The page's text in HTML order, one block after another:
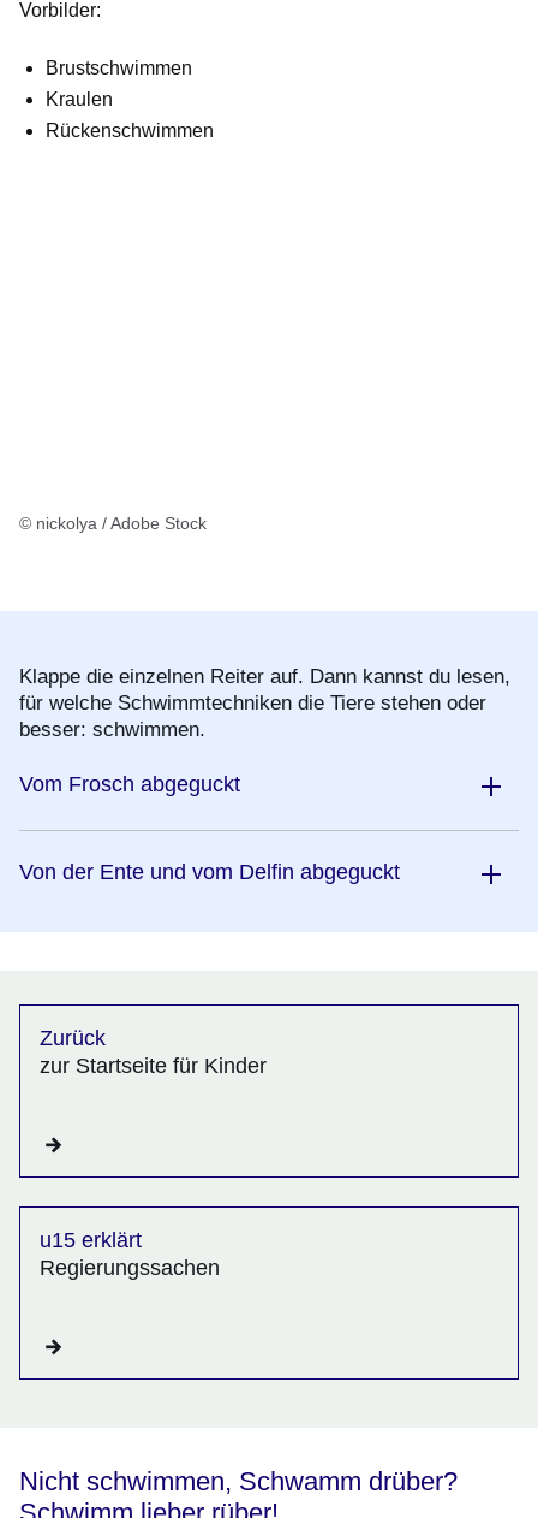
Vorbilder:
Brustschwimmen
Kraulen
Rückenschwimmen
© nickolya / Adobe Stock
Klappe die einzelnen Reiter auf. Dann kannst du lesen,
für welche Schwimmtechniken die Tiere stehen oder
besser: schwimmen.
Vom Frosch abgeguckt
Von der Ente und vom Delfin abgeguckt
Zurück
zur Startseite für Kinder
u15 erklärt
Regierungssachen
Nicht schwimmen, Schwamm drüber?